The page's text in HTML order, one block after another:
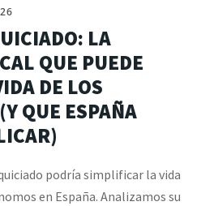
LA
QUE PUEDE
DE LOS
QUE ESPAÑA
podría simplificar la vida
en España. Analizamos su